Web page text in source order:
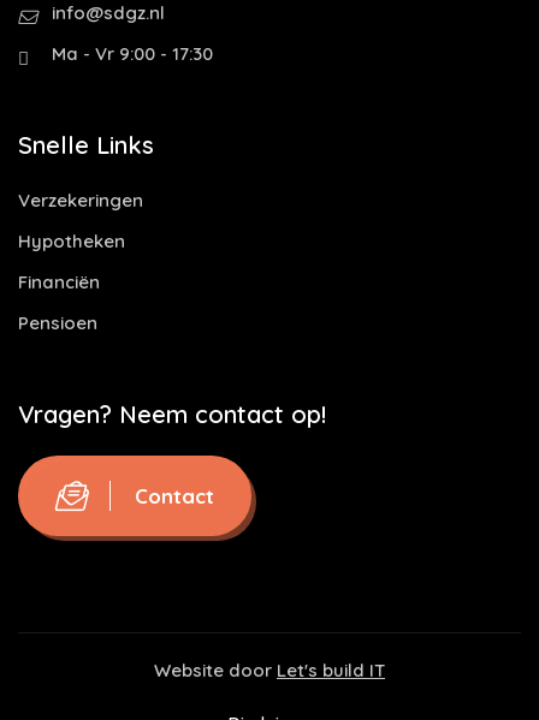
info@sdgz.nl
Ma - Vr 9:00 - 17:30
Snelle Links
Verzekeringen
Hypotheken
Financiën
Pensioen
Vragen? Neem contact op!
Contact
Website door Let's build IT